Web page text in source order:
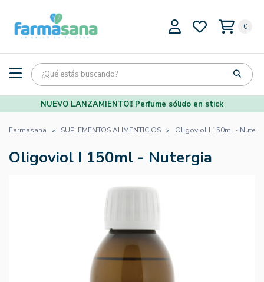
0
NUEVO LANZAMIENTO!! Perfume sólido en stick
Farmasana SUPLEMENTOS ALIMENTICIOS Oligoviol I 150ml -
Oligoviol I 150ml - Nutergia